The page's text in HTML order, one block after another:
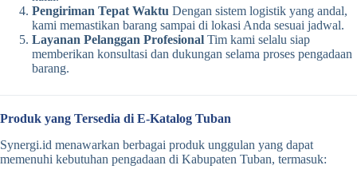
Pengiriman Tepat Waktu Dengan sistem logistik yang andal,
kami memastikan barang sampai di lokasi Anda sesuai jadwal.
Layanan Pelanggan Profesional Tim kami selalu siap
memberikan konsultasi dan dukungan selama proses pengadaan
barang.
Produk yang Tersedia di E-Katalog Tuban
Synergi.id menawarkan berbagai produk unggulan yang dapat
memenuhi kebutuhan pengadaan di Kabupaten Tuban, termasuk: